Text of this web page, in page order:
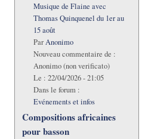
Musique de Flaine avec
Thomas Quinquenel du 1er au
15 août
ParAnonimo
Nouveau commentaire de :
Anonimo (non verificato)
Le : 22/04/2026 - 21:05
Dans le forum :
Evénements et infos
Compositions africaines
pour basson